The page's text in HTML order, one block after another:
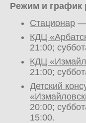
Режим и график
Стационар —
КДЦ
21:00;
КДЦ
21:00;
Детский
20:00;
15:00.